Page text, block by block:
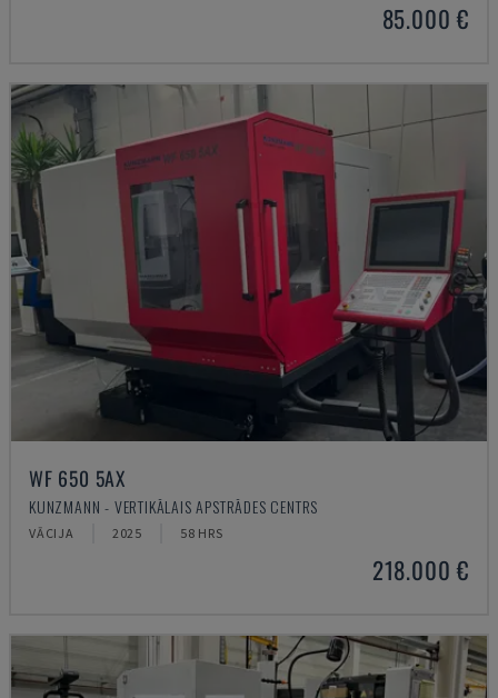
85.000 €
WF 650 5AX
KUNZMANN - VERTIKĀLAIS APSTRĀDES CENTRS
VĀCIJA 2025 58 HRS
218.000 €